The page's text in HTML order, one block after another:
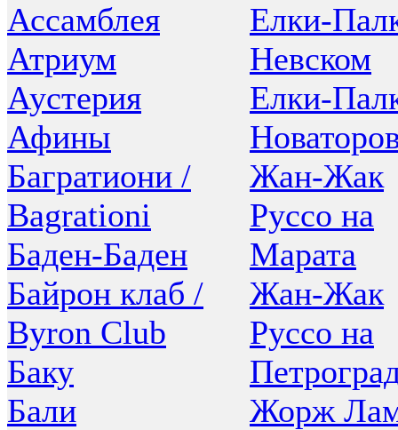
Ассамблея
Атриум
Аустерия
Афины
Багратиони /
Bagrationi
Баден-Баден
Байрон клаб /
Byron Club
Баку
Бали
Елки-
Невском
Елки-
Жан-Жак
Руссо на
Марата
Жан-Жак
Руссо на
Жорж